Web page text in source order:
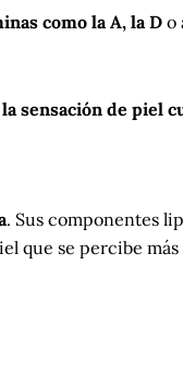
como la A, la D o
sensación de piel
. Sus componentes
que se percibe más